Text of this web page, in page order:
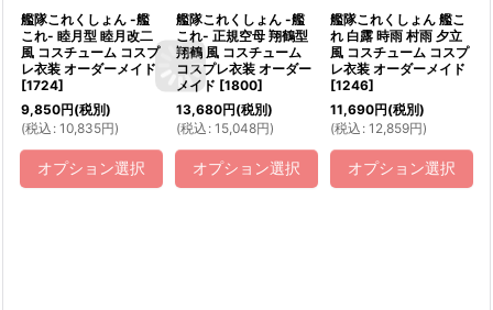
艦隊これくしょん -艦
これ- 睦月型 睦月改二
風 コスチューム コスプ
レ衣装 オーダーメイド
[1724]
9,850円(税別)
(税込 : 10,835円)
オプション選択
艦隊これくしょん -艦
これ- 正規空母 翔鶴型
翔鶴 風 コスチューム
コスプレ衣装 オーダー
メイド [1800]
13,680円(税別)
(税込 : 15,048円)
オプション選択
艦隊これくしょん 艦こ
れ 白露 時雨 村雨 夕立
風 コスチューム コスプ
レ衣装 オーダーメイド
[1246]
11,690円(税別)
(税込 : 12,859円)
オプション選択